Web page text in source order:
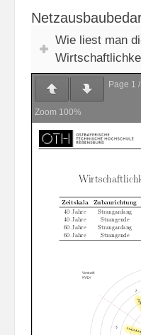
Wie liest man
Page 1 /
Zoom 100%